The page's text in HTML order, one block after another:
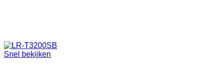
Snel bekijken